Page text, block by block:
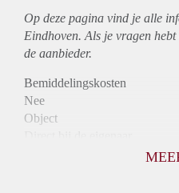
Op deze pagina vind je alle
Eindhoven. Als je vragen
de aanbieder.
Bemiddelingskosten
Nee
Object